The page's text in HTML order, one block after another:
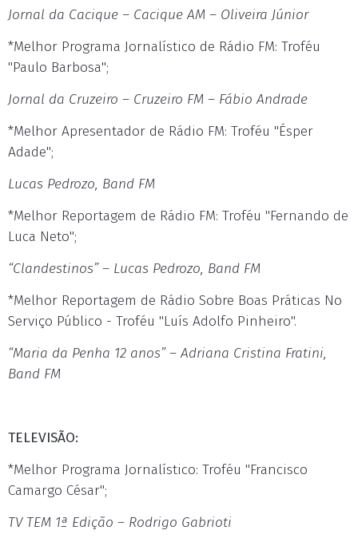
Jornal da Cacique – Cacique AM – Oliveira Júnior
*Melhor Programa Jornalístico de Rádio FM: Troféu
"Paulo Barbosa";
Jornal da Cruzeiro – Cruzeiro FM – Fábio Andrade
*Melhor Apresentador de Rádio FM: Troféu "Ésper
Adade";
Lucas Pedrozo, Band FM
*Melhor Reportagem de Rádio FM: Troféu "Fernando de
Luca Neto";
“Clandestinos” – Lucas Pedrozo, Band FM
*Melhor Reportagem de Rádio Sobre Boas Práticas No
Serviço Público - Troféu "Luís Adolfo Pinheiro".
“Maria da Penha 12 anos” – Adriana Cristina Fratini,
Band FM
TELEVISÃO:
*Melhor Programa Jornalístico: Troféu "Francisco
Camargo César";
TV TEM 1ª Edição – Rodrigo Gabrioti